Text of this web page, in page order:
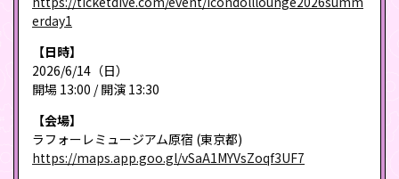
erday1
【日時】
2026/6/14（日）
開場 13:00 / 開演 13:30
【会場】
ラフォーレミュージアム原宿 (東京都)
https://maps.app.goo.gl/vSaA1MYVsZoqf3UF7